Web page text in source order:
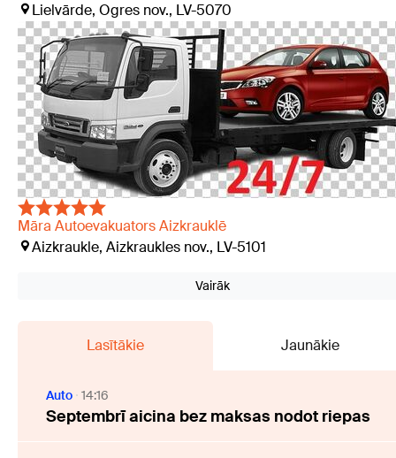
Lielvārde, Ogres nov., LV-5070
Māra Autoevakuators Aizkrauklē
Aizkraukle, Aizkraukles nov., LV-5101
Vairāk
Lasītākie Jaunākie
Auto 14:16
Septembrī aicina bez maksas nodot riepas